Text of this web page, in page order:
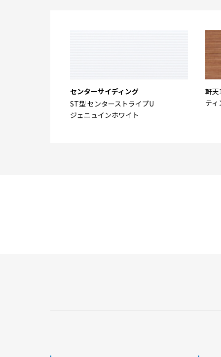
センターサイディング
ST型 センターストライプU
ジェニュインホワイト
軒天
ティ